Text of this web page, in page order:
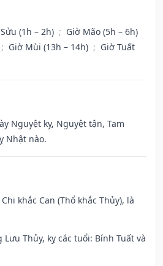
(1h – 2h) ; Giờ Mão (5h – 6h)
; Giờ Mùi (13h – 14h) ; Giờ Tuất
Nguyệt kỵ, Nguyệt tận, Tam
Nhật nào.
khắc Can (Thổ khắc Thủy), là
Thủy, kỵ các tuổi: Bính Tuất và